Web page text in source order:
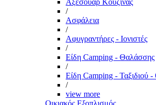
Αξεσουάρ Κουζίνας
/
Ασφάλεια
/
Αφυγραντήρες - Ιονιστές
/
Είδη Camping - Θαλάσσης
/
Είδη Camping - Ταξιδιού
/
view more
Οικιακός Εξοπλισμός